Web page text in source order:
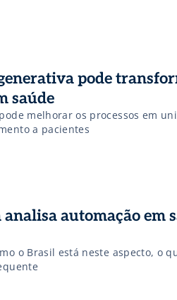
pode
saúde
melhorar os processos em
a pacientes
automação em
o Brasil está neste aspecto, o